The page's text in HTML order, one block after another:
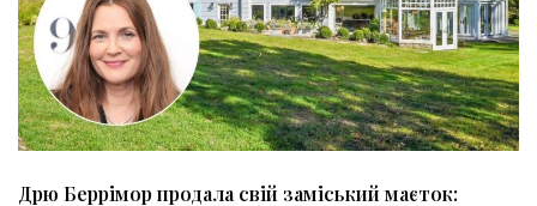
Дрю Беррімор продала свій заміський маєток: